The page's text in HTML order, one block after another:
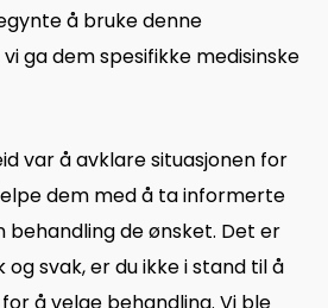
å bruke denne
ga dem spesifikke medisinske
var å avklare situasjonen for
dem med å ta informerte
behandling de ønsket. Det er
svak, er du ikke i stand til å
å velge behandling. Vi ble